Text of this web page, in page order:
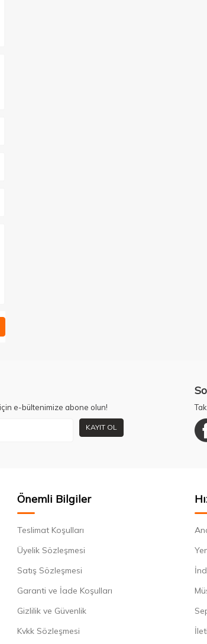
e-bültenimize abone olun!
KAYIT OL
Önemli Bilgiler
Teslimat Koşulları
Üyelik Sözleşmesi
Satış Sözleşmesi
Garanti ve İade Koşulları
Gizlilik ve Güvenlik
Kvkk Sözleşmesi